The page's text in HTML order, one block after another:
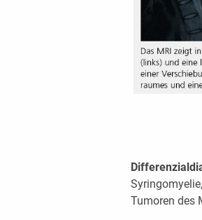
Tumoren des